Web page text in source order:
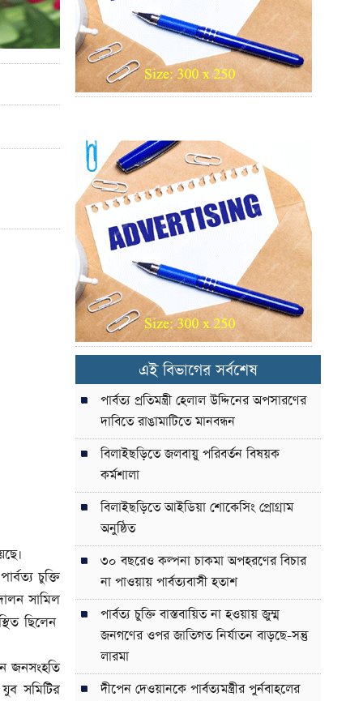
চুক্তি
সামিল
ছিলেন
জনসংহতি
সমিটির
এই বিভাগের সর্বশেষ
পার্বত্য প্রতিমন্ত্রী হেলাল উদ্দিনের অপসারণের
দাবিতে রাঙামাটিতে মানবন্ধন
বিলাইছড়িতে জলবায়ু পরিবর্তন বিষয়ক
কর্মশালা
বিলাইছড়িতে আইডিয়া শোকেসিং প্রোগ্রাম
অনুষ্ঠিত
৩০ বছরেও কল্পনা চাকমা অপহরণের বিচার
না পাওয়ায় পার্বত্যবাসী হতাশ
পার্বত্য চুক্তি বাস্তবায়িত না হওয়ায় জুম্ম
জনগণের ওপর জাতিগত নির্যাতন বাড়ছে-সন্তু
লারমা
দীপেন দেওয়ানকে পার্বত্যমন্ত্রীর পুর্নবাহলের